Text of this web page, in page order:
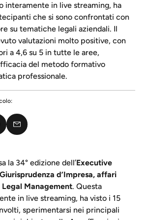
interamente in live streaming, ha
che si sono confrontati con
su tematiche legali aziendali. Il
valutazioni molto positive, con
a 4,6 su 5 in tutte le aree,
del metodo formativo
professionale.
la 34° edizione dell’Executive
d’Impresa, affari
Management. Questa
in live streaming, ha visto i 15
sperimentarsi nei principali